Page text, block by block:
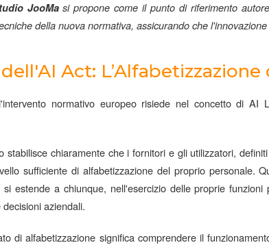
JooMasi propone come il punto di riferimento
della nuova normativa, assicurando che
Act:
normativo europeo risiede nel concetto di AI
stabilisce chiaramente che i fornitori e gli utilizzatori,
sufficiente di alfabetizzazione del proprio personale.
estende a chiunque, nell'esercizio delle proprie
aziendali.
di alfabetizzazione significa comprendere il